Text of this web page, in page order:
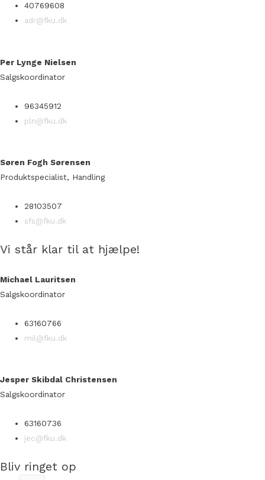
40769608
adr@fku.dk
Per Lynge Nielsen
Salgskoordinator
96345912
pln@fku.dk
Søren Fogh Sørensen
Produktspecialist, Handling
28103507
sfs@fku.dk
Vi står klar til at hjælpe!
Michael Lauritsen
Salgskoordinator
63160766
mil@fku.dk
Jesper Skibdal Christensen
Salgskoordinator
63160736
jec@fku.dk
Bliv ringet op